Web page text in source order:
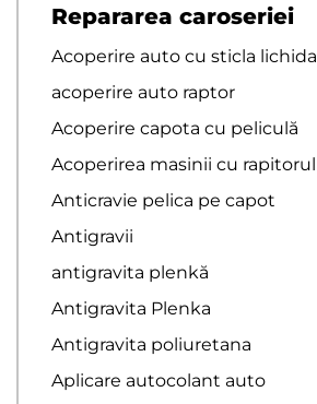
Repararea caroseriei
Acoperire auto cu sticla lichida
acoperire auto raptor
Acoperire capota cu peliculă
Acoperirea masinii cu rapitorul
Anticravie pelica pe capot
Antigravii
antigravita plenkă
Antigravita Plenka
Antigravita poliuretana
Aplicare autocolant auto